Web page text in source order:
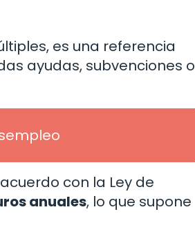
es una referencia
ayudas, subvenciones o
con la Ley de
anuales, lo que supone